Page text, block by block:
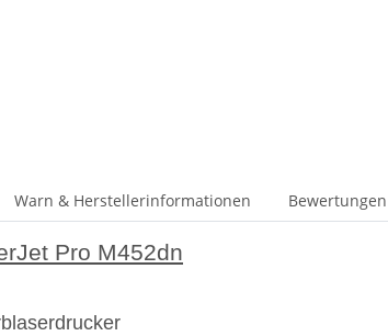
Warn & Herstellerinformationen Bewertungen
Pro M452dn